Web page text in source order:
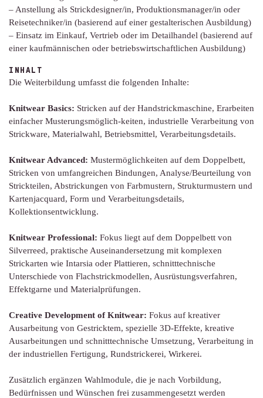
– Anstellung als Strickdesigner/in, Produktionsmanager/in oder
Reisetechniker/in (basierend auf einer gestalterischen Ausbildung)
– Einsatz im Einkauf, Vertrieb oder im Detailhandel (basierend auf
einer kaufmännischen oder betriebswirtschaftlichen Ausbildung)
INHALT
Die Weiterbildung umfasst die folgenden Inhalte:
Knitwear Basics: Stricken auf der Handstrickmaschine, Erarbeiten
einfacher Musterungsmöglich-keiten, industrielle Verarbeitung von
Strickware, Materialwahl, Betriebsmittel, Verarbeitungsdetails.
Knitwear Advanced: Mustermöglichkeiten auf dem Doppelbett,
Stricken von umfangreichen Bindungen, Analyse/Beurteilung von
Strickteilen, Abstrickungen von Farbmustern, Strukturmustern und
Kartenjacquard, Form und Verarbeitungsdetails,
Kollektionsentwicklung.
Knitwear Professional: Fokus liegt auf dem Doppelbett von
Silverreed, praktische Auseinandersetzung mit komplexen
Strickarten wie Intarsia oder Plattieren, schnitttechnische
Unterschiede von Flachstrickmodellen, Ausrüstungsverfahren,
Effektgarne und Materialprüfungen.
Creative Development of Knitwear: Fokus auf kreativer
Ausarbeitung von Gestricktem, spezielle 3D-Effekte, kreative
Ausarbeitungen und schnitttechnische Umsetzung, Verarbeitung in
der industriellen Fertigung, Rundstrickerei, Wirkerei.
Zusätzlich ergänzen Wahlmodule, die je nach Vorbildung,
Bedürfnissen und Wünschen frei zusammengesetzt werden